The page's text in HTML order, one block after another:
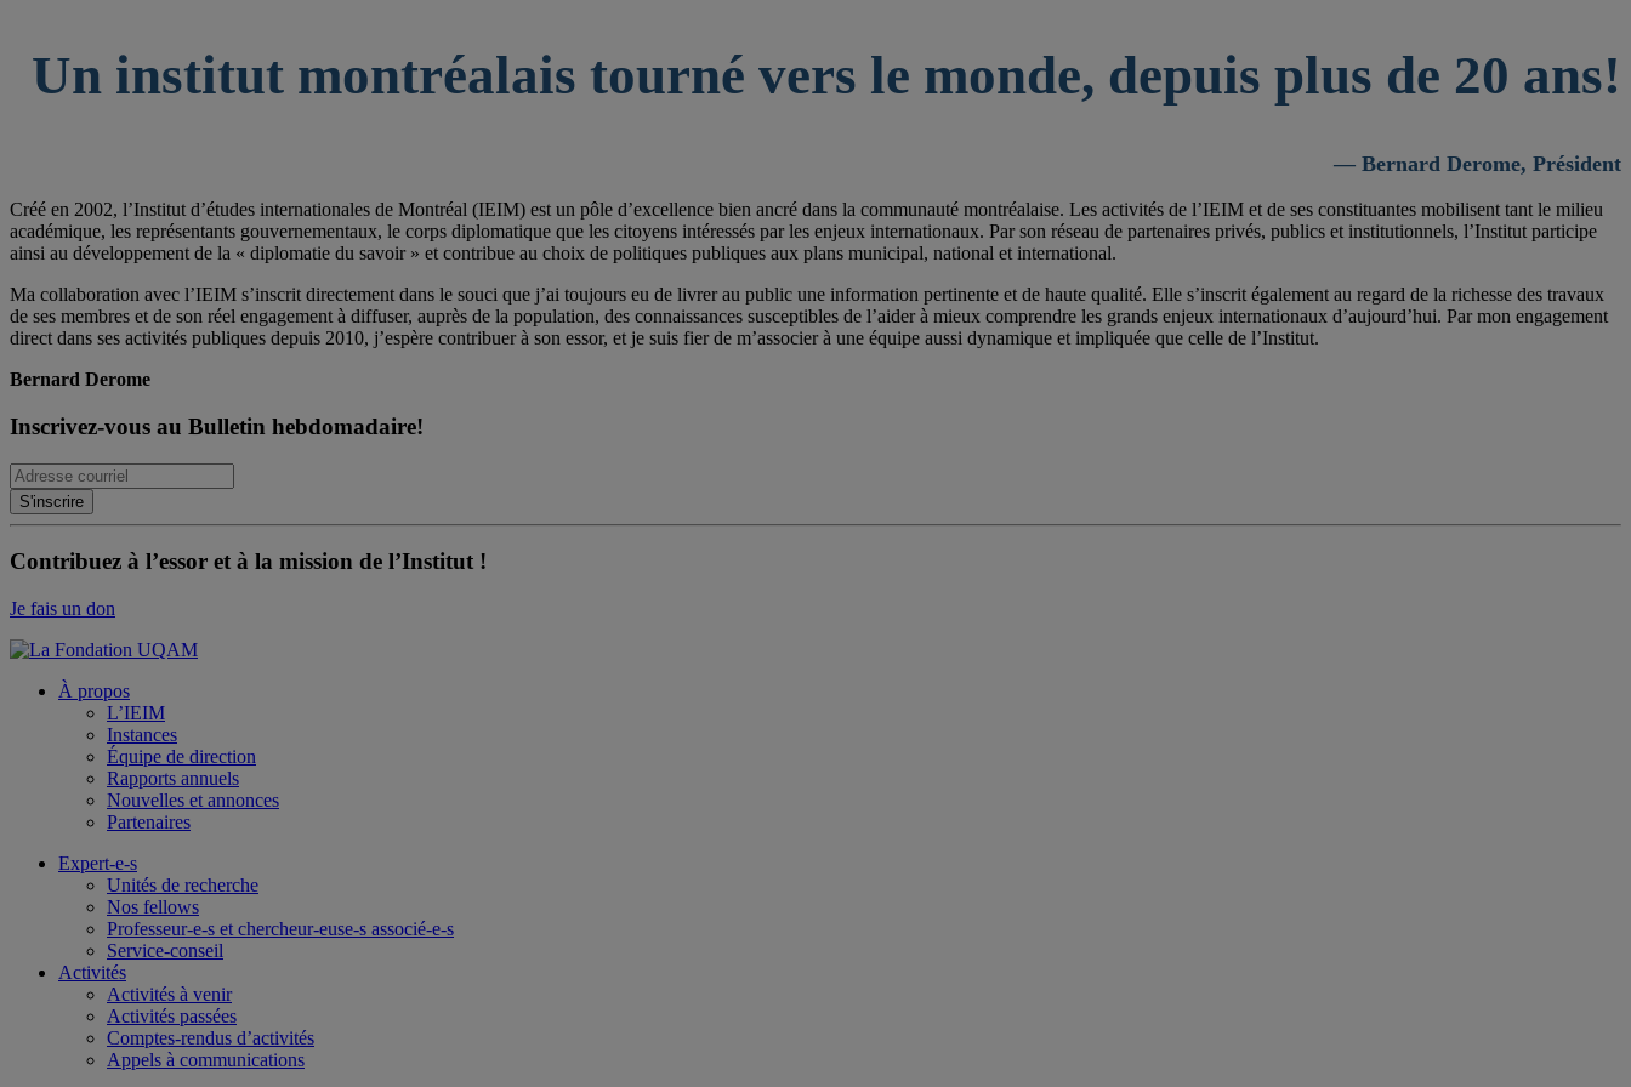
Un institut montréalais tourné vers le monde, depuis plus de 20 ans!
— Bernard Derome, Président
Créé en 2002, l’Institut d’études internationales de Montréal (IEIM) est un pôle d’excellence bien ancré dans la communauté montréalaise. Les activités de l’IEIM et de ses constituantes mobilisent tant le milieu
académique, les représentants gouvernementaux, le corps diplomatique que les citoyens intéressés par les enjeux internationaux. Par son réseau de partenaires privés, publics et institutionnels, l’Institut participe
ainsi au développement de la « diplomatie du savoir » et contribue au choix de politiques publiques aux plans municipal, national et international.
Ma collaboration avec l’IEIM s’inscrit directement dans le souci que j’ai toujours eu de livrer au public une information pertinente et de haute qualité. Elle s’inscrit également au regard de la richesse des travaux
de ses membres et de son réel engagement à diffuser, auprès de la population, des connaissances susceptibles de l’aider à mieux comprendre les grands enjeux internationaux d’aujourd’hui. Par mon engagement
direct dans ses activités publiques depuis 2010, j’espère contribuer à son essor, et je suis fier de m’associer à une équipe aussi dynamique et impliquée que celle de l’Institut.
Bernard Derome
Inscrivez-vous au Bulletin hebdomadaire!
Contribuez à l’essor et à la mission de l’Institut !
Je fais un don
À propos
L’IEIM
Instances
Équipe de direction
Rapports annuels
Nouvelles et annonces
Partenaires
Expert-e-s
Unités de recherche
Nos fellows
Professeur-e-s et chercheur-euse-s associé-e-s
Service-conseil
Activités
Activités à venir
Activités passées
Comptes-rendus d’activités
Appels à communications